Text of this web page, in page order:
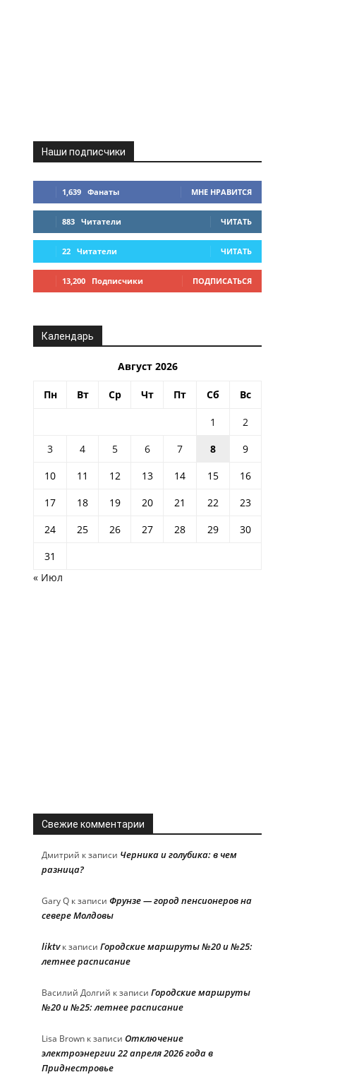
Наши подписчики
1,639 Фанаты МНЕ НРАВИТСЯ
883 Читатели ЧИТАТЬ
22 Читатели ЧИТАТЬ
13,200 Подписчики ПОДПИСАТЬСЯ
Календарь
Август 2026
Пн Вт Ср Чт Пт Сб Вс
1
2
3
4 5 6 7 8
9
10
11 12 13 14 15
16
17
18 19 20 21 22
23
24
25 26 27 28 29
30
31
« Июл
Свежие комментарии
Дмитрий к записи Черника и голубика: в чем
разница?
Gary Q к записи Фрунзе — город пенсионеров на
севере Молдовы
liktvк записи Городские маршруты №20 и №25:
летнее расписание
Василий Долгий к записи Городские маршруты
№20 и №25: летнее расписание
Lisa Brown к записи Отключение
электроэнергии 22 апреля 2026 года в
Приднестровье